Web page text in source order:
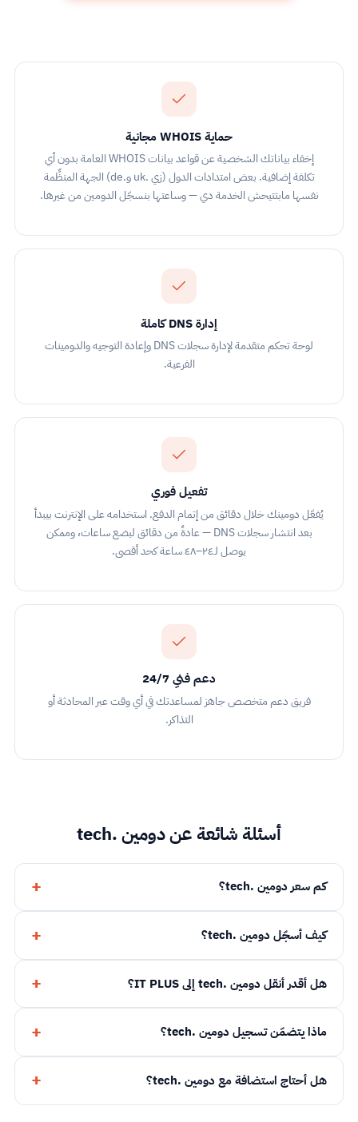
حماية WHOIS مجانية
إخفاء بياناتك الشخصية عن قواعد بيانات WHOIS العامة بدون أي
تكلفة إضافية. بعض امتدادات الدول (زي .uk و.de) الجهة المنظِّمة
نفسها مابتتيحش الخدمة دي — وساعتها بنسجّل الدومين من غيرها.
إدارة DNS كاملة
لوحة تحكم متقدمة لإدارة سجلات DNS وإعادة التوجيه والدومينات
الفرعية.
تفعيل فوري
يُفعّل دومينك خلال دقائق من إتمام الدفع. استخدامه على الإنترنت بيبدأ
بعد انتشار سجلات DNS — عادةً من دقائق لبضع ساعات، وممكن
يوصل لـ٢٤–٤٨ ساعة كحد أقصى.
دعم فني 24/7
فريق دعم متخصص جاهز لمساعدتك في أي وقت عبر المحادثة أو
التذاكر.
أسئلة شائعة عن دومين .tech
كم سعر دومين .tech؟
كيف أسجّل دومين .tech؟
هل أقدر أنقل دومين .tech إلى IT PLUS؟
ماذا يتضمّن تسجيل دومين .tech؟
هل أحتاج استضافة مع دومين .tech؟